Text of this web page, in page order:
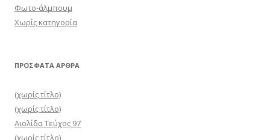
Φωτο-άλμπουμ
Χωρίς κατηγορία
ΠΡΌΣΦΑΤΑ ΆΡΘΡΑ
(χωρίς τίτλο)
(χωρίς τίτλο)
Αιολίδα Τεύχος 97
(χωρίς τίτλο)